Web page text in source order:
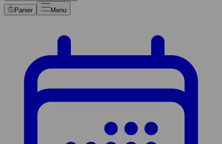
Panier
Menu